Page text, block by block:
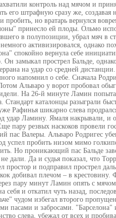
контроль над мячом и
его штрафную сразу же,
пробить, но вратарь вернулся
принесло ей плоды. Ольмо
в полупозиции, убрал мяч в
активизировался, однако
спокойно вернула себе
Он замыкал прострел Бальде,
на удар со средней
напомнил о себе. Сначала
Альваро у ворот пробовал
На 26-й минуте Ламин
Стандарт каталонцы разыграли
Рафинья шикарно слева
удар Ламину. Ямаля накрывали, и
пару резвых наскоков провели
пас Валеры. Альваро Родригес
успел пробить низом мимо
Но проникающий пас Бальде
дали. Да и судья показал, что
простор и подправил прострел
добивал плечом – в
пару минут Ламин опять с
себя и откатил чуть назад,
чудом избегал второго
пасами и забросами. "Барселона"
слева, убежал от всех и